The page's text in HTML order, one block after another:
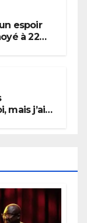
espoir
à 22
mais j’ai